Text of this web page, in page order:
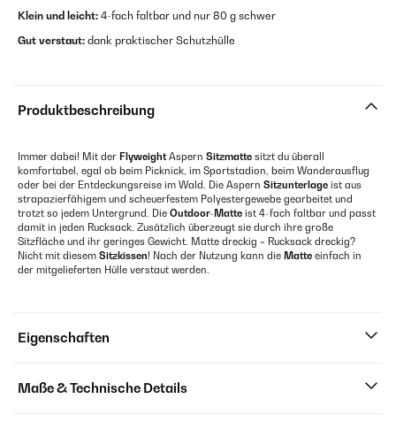
Klein und leicht: 4-fach faltbar und nur 80 g schwer
Gut verstaut: dank praktischer Schutzhülle
Produktbeschreibung
Immer dabei! Mit der FlyweightAspern Sitzmatte sitzt du überall
komfortabel, egal ob beim Picknick, im Sportstadion, beim Wanderausflug
oder bei der Entdeckungsreise im Wald. Die Aspern Sitzunterlage ist aus
strapazierfähigem und scheuerfestem Polyestergewebe gearbeitet und
trotzt so jedem Untergrund. Die Outdoor-Matte ist 4-fach faltbar und passt
damit in jeden Rucksack. Zusätzlich überzeugt sie durch ihre große
Sitzfläche und ihr geringes Gewicht. Matte dreckig = Rucksack dreckig?
Nicht mit diesem Sitzkissen! Nach der Nutzung kann die Matte einfach in
der mitgelieferten Hülle verstaut werden.
Eigenschaften
Maße & Technische Details